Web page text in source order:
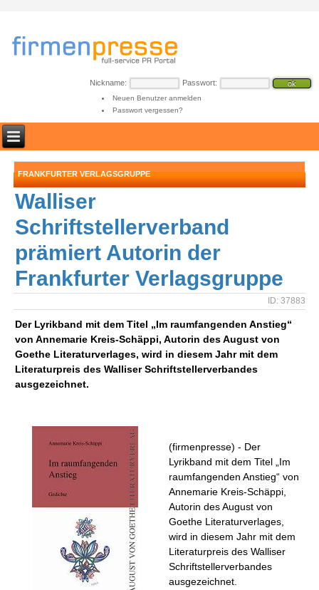
Nickname: Passwort:
Neuen Benutzer anmelden
Passwort vergessen?
FRANKFURTER VERLAGSGRUPPE
Walliser
Schriftstellerverband
prämiert Autorin der
Frankfurter Verlagsgruppe
ID: 37883
Der Lyrikband mit dem Titel „Im raumfangenden Anstieg“
von Annemarie Kreis-Schäppi, Autorin des August von
Goethe Literaturverlages, wird in diesem Jahr mit dem
Literaturpreis des Walliser Schriftstellerverbandes
ausgezeichnet.
(firmenpresse) - Der
Lyrikband mit dem Titel „Im
raumfangenden Anstieg“ von
Annemarie Kreis-Schäppi,
Autorin des August von
Goethe Literaturverlages,
wird in diesem Jahr mit dem
Literaturpreis des Walliser
Schriftstellerverbandes
ausgezeichnet.